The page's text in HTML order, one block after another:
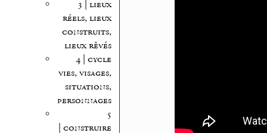
3 | lieux
réels, lieux
construits,
lieux rêvés
4 | cycle
vies, visages,
situations,
personnages
5
| construire